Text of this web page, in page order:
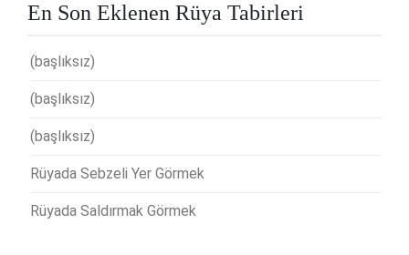
En Son Eklenen Rüya Tabirleri
(başlıksız)
(başlıksız)
(başlıksız)
Rüyada Sebzeli Yer Görmek
Rüyada Saldırmak Görmek